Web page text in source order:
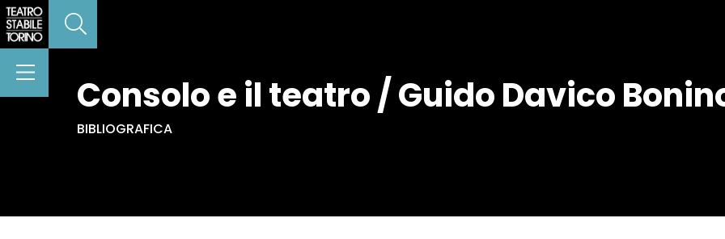
Consolo e il teatro / Guido Davico
BIBLIOGRAFICA